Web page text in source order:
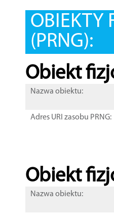
OBIEKTY
(PRNG):
Obiekt
Nazwa obiektu:
Adres URI zasobu PRNG:
Obiekt
Nazwa obiektu: